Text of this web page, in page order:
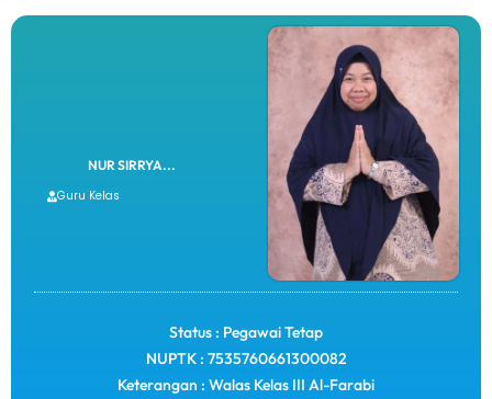
NUR SIRRYA...
Guru Kelas
Status : Pegawai Tetap
NUPTK : 7535760661300082
Keterangan : Walas Kelas III Al-Farabi